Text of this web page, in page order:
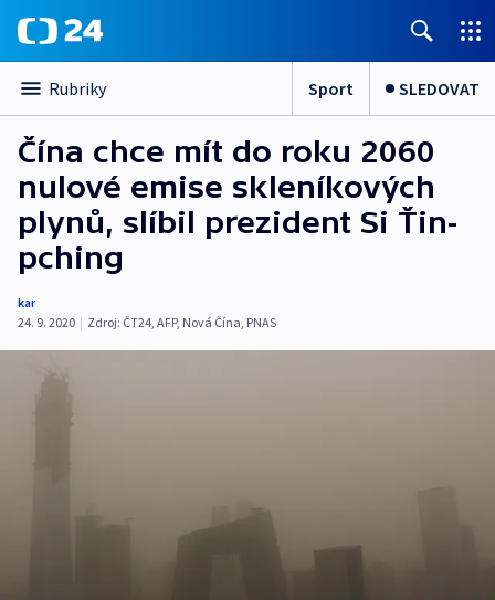
Rubriky Sport SLEDOVAT
Čína chce mít do roku 2060
nulové emise skleníkových
plynů, slíbil prezident Si Ťin-
pching
kar
24. 9. 2020 | Zdroj: ČT24, AFP, Nová Čína, PNAS